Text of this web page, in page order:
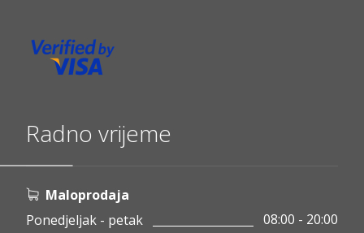
Radno vrijeme
Maloprodaja
Ponedjeljak - petak
08:00 - 20:00